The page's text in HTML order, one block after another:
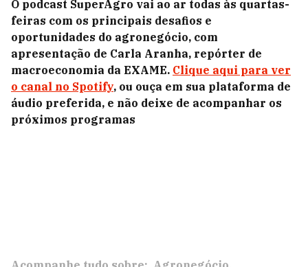
O podcast SuperAgro vai ao ar todas às quartas-
feiras com os principais desafios e
oportunidades do agronegócio, com
apresentação de Carla Aranha, repórter de
macroeconomia da EXAME. Clique aqui para ver
o canal no Spotify, ou ouça em sua plataforma de
áudio preferida, e não deixe de acompanhar os
próximos programas